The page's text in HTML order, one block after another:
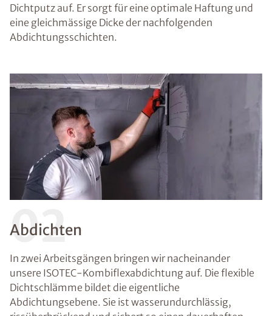
Dichtputz auf. Er sorgt für eine optimale Haftung und
eine gleichmässige Dicke der nachfolgenden
Abdichtungsschichten.
02
Abdichten
In zwei Arbeitsgängen bringen wir nacheinander
unsere ISOTEC-Kombiflexabdichtung auf. Die flexible
Dichtschlämme bildet die eigentliche
Abdichtungsebene. Sie ist wasserundurchlässig,